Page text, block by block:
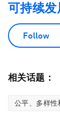
可持续
Follow
相关话题：
公平、多样性